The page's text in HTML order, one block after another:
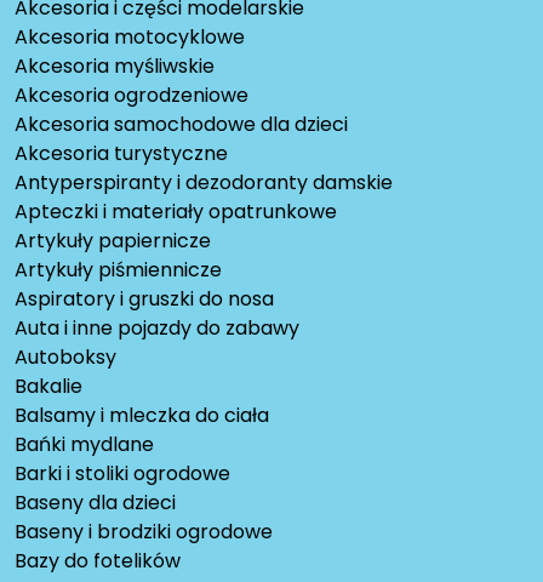
Akcesoria i części modelarskie
Akcesoria motocyklowe
Akcesoria myśliwskie
Akcesoria ogrodzeniowe
Akcesoria samochodowe dla dzieci
Akcesoria turystyczne
Antyperspiranty i dezodoranty damskie
Apteczki i materiały opatrunkowe
Artykuły papiernicze
Artykuły piśmiennicze
Aspiratory i gruszki do nosa
Auta i inne pojazdy do zabawy
Autoboksy
Bakalie
Balsamy i mleczka do ciała
Bańki mydlane
Barki i stoliki ogrodowe
Baseny dla dzieci
Baseny i brodziki ogrodowe
Bazy do fotelików